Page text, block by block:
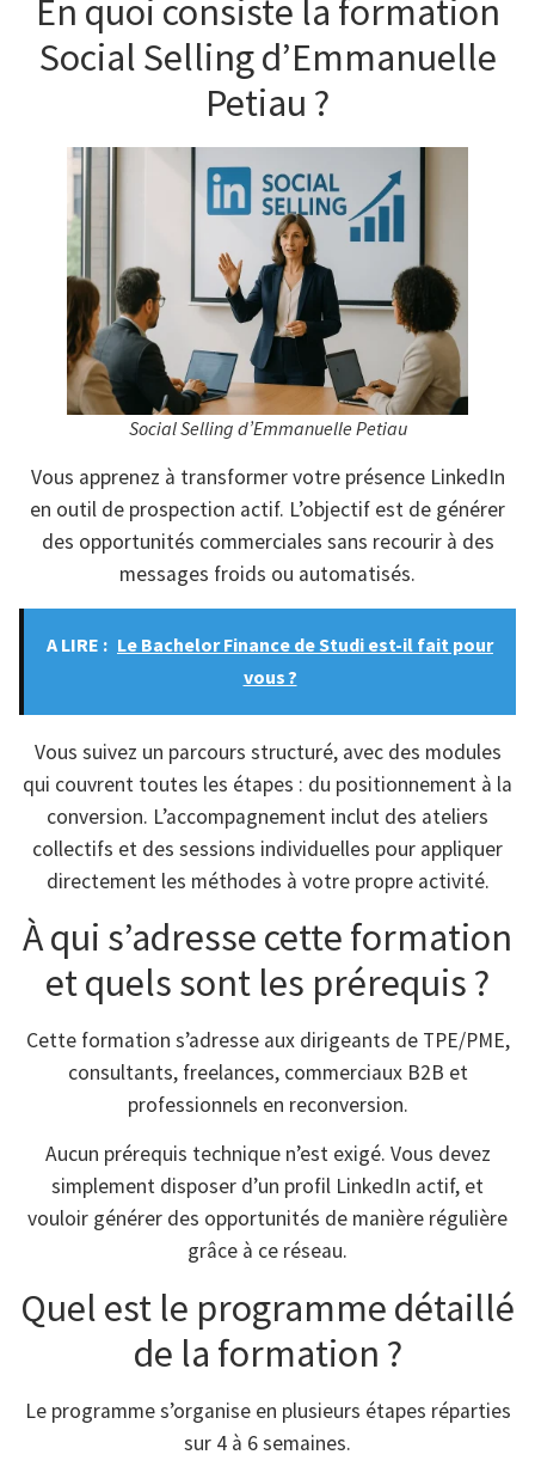
En quoi consiste la formation
Social Selling d’Emmanuelle
Petiau ?
Social Selling d’Emmanuelle Petiau
Vous apprenez à transformer votre présence LinkedIn
en outil de prospection actif. L’objectif est de générer
des opportunités commerciales sans recourir à des
messages froids ou automatisés.
A LIRE : Le Bachelor Finance de Studi est-il fait pour
vous ?
Vous suivez un parcours structuré, avec des modules
qui couvrent toutes les étapes : du positionnement à la
conversion. L’accompagnement inclut des ateliers
collectifs et des sessions individuelles pour appliquer
directement les méthodes à votre propre activité.
À qui s’adresse cette formation
et quels sont les prérequis ?
Cette formation s’adresse aux dirigeants de TPE/PME,
consultants, freelances, commerciaux B2B et
professionnels en reconversion.
Aucun prérequis technique n’est exigé. Vous devez
simplement disposer d’un profil LinkedIn actif, et
vouloir générer des opportunités de manière régulière
grâce à ce réseau.
Quel est le programme détaillé
de la formation ?
Le programme s’organise en plusieurs étapes réparties
sur 4 à 6 semaines.